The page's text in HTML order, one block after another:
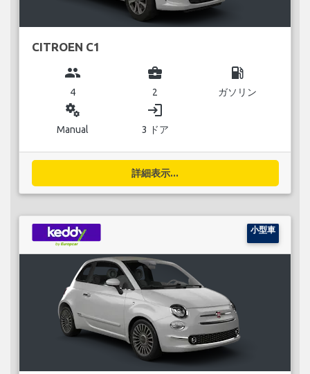
CITROEN C1
group
4
business_center
2
local_gas_station
ガソリン
miscellaneous_services
Manual
login
3 ドア
詳細表示...
小型車